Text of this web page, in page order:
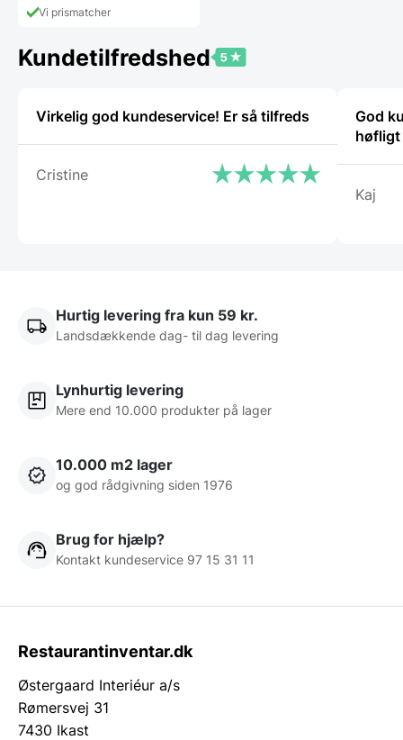
Vi prismatcher
Kundetilfredshed
Virkelig god kundeservice! Er så tilfreds
Cristine
God
høfligt
Kaj
Hurtig levering fra kun 59 kr.
Landsdækkende dag- til dag levering
Lynhurtig levering
Mere end 10.000 produkter på lager
10.000 m2 lager
og god rådgivning siden 1976
Brug for hjælp?
Kontakt kundeservice 97 15 31 11
Restaurantinventar.dk
Østergaard Interiéur a/s
Rømersvej 31
7430 Ikast